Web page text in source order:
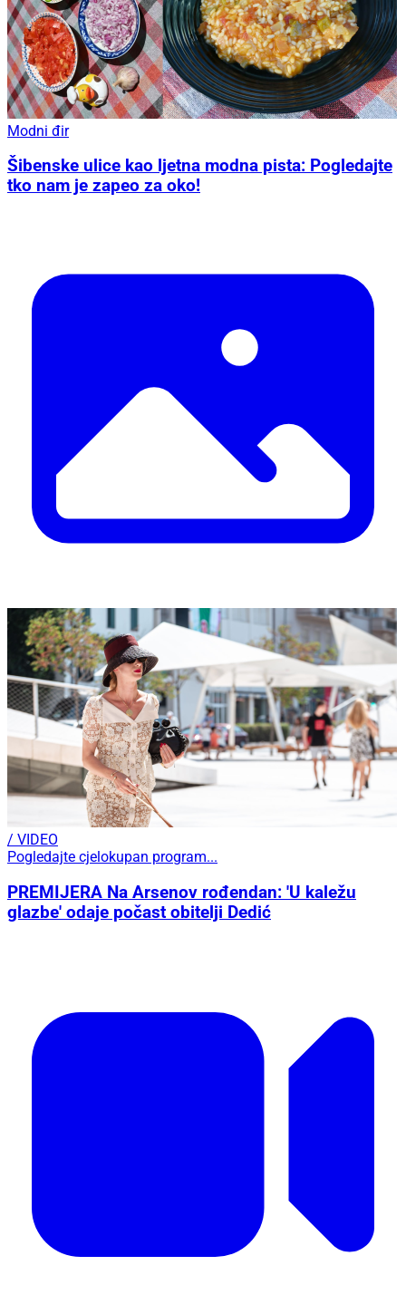
Modni đir
Šibenske ulice kao ljetna modna pista: Pogledajte
tko nam je zapeo za oko!
/ VIDEO
Pogledajte cjelokupan program...
PREMIJERA Na Arsenov rođendan: 'U kaležu
glazbe' odaje počast obitelji Dedić